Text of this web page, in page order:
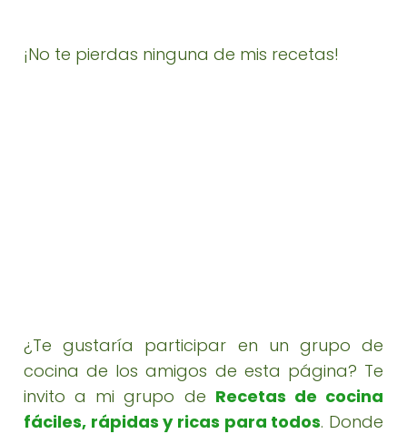
¡No te pierdas ninguna de mis recetas!
¿Te gustaría participar en un grupo de
cocina de los amigos de esta página? Te
invito a mi grupo de Recetas de cocina
fáciles, rápidas y ricas para todos. Donde